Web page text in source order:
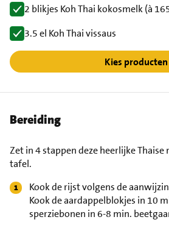
2 blikjes Koh Thai kokosmelk (à
3.5 el Koh Thai vissaus
Kies producten
Bereiding
Zet in 4 stappen deze heerlijke Thaise
tafel.
Kook de rijst volgens de
Kook de aardappelblokjes in 10
sperziebonen in 6-8 min.